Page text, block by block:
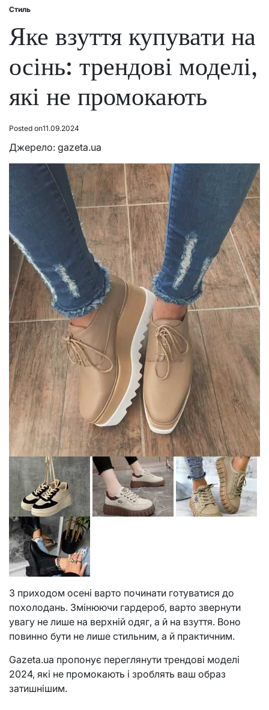
Posted
Стиль
Яке взуття купувати на
осінь: трендові моделі,
які не промокають
Posted on11.09.2024
Джерело: gazeta.ua
З приходом осені варто починати готуватися до
похолодань. Змінюючи гардероб, варто звернути
увагу не лише на верхній одяг, а й на взуття. Воно
повинно бути не лише стильним, а й практичним.
Gazeta.ua пропонує переглянути трендові моделі
2024, які не промокають і зроблять ваш образ
затишнішим.